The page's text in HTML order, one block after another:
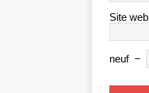
Site web
neuf −